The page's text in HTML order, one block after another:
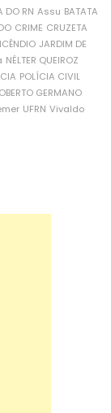
DO RN Assu BATATA
CRIME CRUZETA
JARDIM DE
NÉLTER QUEIROZ
POLÍCIA CIVIL
GERMANO
UFRN Vivaldo